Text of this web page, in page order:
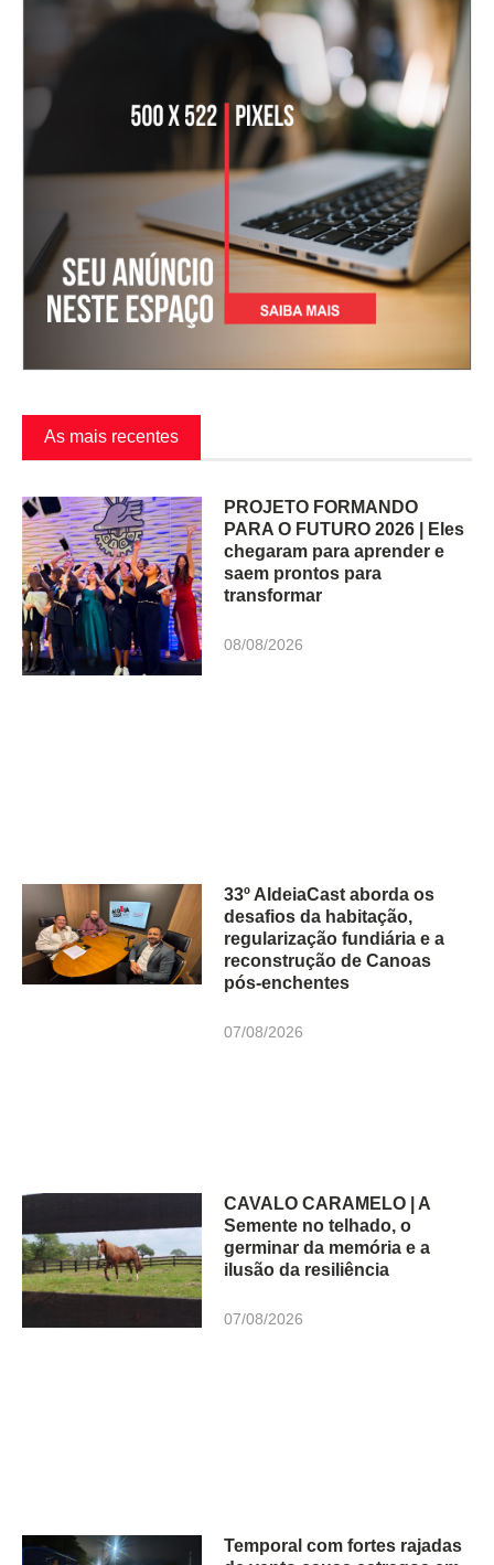
As mais recentes
PROJETO FORMANDO
PARA O FUTURO 2026 | Eles
chegaram para aprender e
saem prontos para
transformar
08/08/2026
33º AldeiaCast aborda os
desafios da habitação,
regularização fundiária e a
reconstrução de Canoas
pós-enchentes
07/08/2026
CAVALO CARAMELO | A
Semente no telhado, o
germinar da memória e a
ilusão da resiliência
07/08/2026
Temporal com fortes rajadas